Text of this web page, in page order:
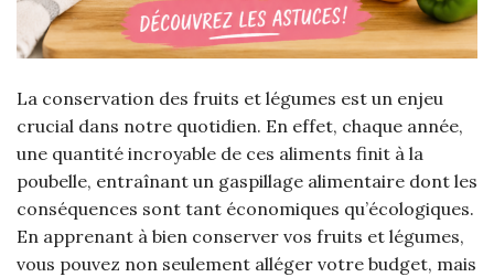
La conservation des fruits et légumes est un enjeu
crucial dans notre quotidien. En effet, chaque année,
une quantité incroyable de ces aliments finit à la
poubelle, entraînant un gaspillage alimentaire dont les
conséquences sont tant économiques qu’écologiques.
En apprenant à bien conserver vos fruits et légumes,
vous pouvez non seulement alléger votre budget, mais